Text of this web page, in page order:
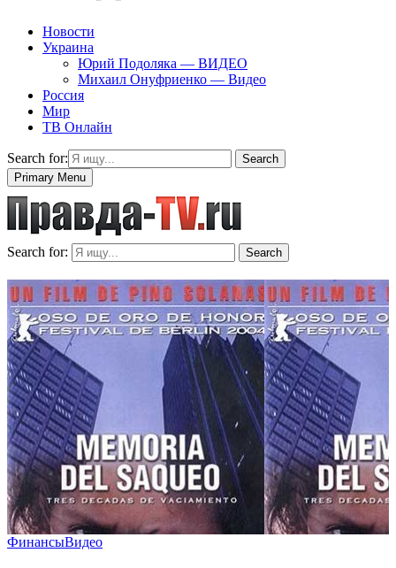
Новости
Украина
Юрий Подоляка — ВИДЕО
Михаил Онуфриенко — Видео
Россия
Мир
ТВ Онлайн
Search for:
Search
Primary Menu
Search for: Search
ФинансыВидео